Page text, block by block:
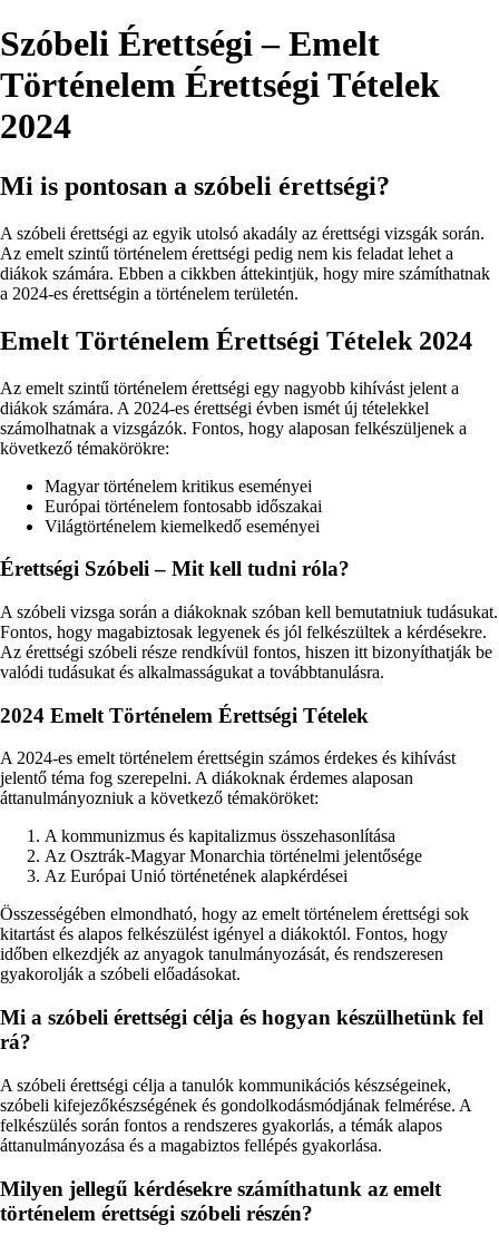
Szóbeli Érettségi – Emelt
Történelem Érettségi Tételek
2024
Mi is pontosan a szóbeli érettségi?
A szóbeli érettségi az egyik utolsó akadály az érettségi vizsgák során.
Az emelt szintű történelem érettségi pedig nem kis feladat lehet a
diákok számára. Ebben a cikkben áttekintjük, hogy mire számíthatnak
a 2024-es érettségin a történelem területén.
Emelt Történelem Érettségi Tételek 2024
Az emelt szintű történelem érettségi egy nagyobb kihívást jelent a
diákok számára. A 2024-es érettségi évben ismét új tételekkel
számolhatnak a vizsgázók. Fontos, hogy alaposan felkészüljenek a
következő témakörökre:
Magyar történelem kritikus eseményei
Európai történelem fontosabb időszakai
Világtörténelem kiemelkedő eseményei
Érettségi Szóbeli – Mit kell tudni róla?
A szóbeli vizsga során a diákoknak szóban kell bemutatniuk tudásukat.
Fontos, hogy magabiztosak legyenek és jól felkészültek a kérdésekre.
Az érettségi szóbeli része rendkívül fontos, hiszen itt bizonyíthatják be
valódi tudásukat és alkalmasságukat a továbbtanulásra.
2024 Emelt Történelem Érettségi Tételek
A 2024-es emelt történelem érettségin számos érdekes és kihívást
jelentő téma fog szerepelni. A diákoknak érdemes alaposan
áttanulmányozniuk a következő témaköröket:
A kommunizmus és kapitalizmus összehasonlítása
Az Osztrák-Magyar Monarchia történelmi jelentősége
Az Európai Unió történetének alapkérdései
Összességében elmondható, hogy az emelt történelem érettségi sok
kitartást és alapos felkészülést igényel a diákoktól. Fontos, hogy
időben elkezdjék az anyagok tanulmányozását, és rendszeresen
gyakorolják a szóbeli előadásokat.
Mi a szóbeli érettségi célja és hogyan készülhetünk fel
rá?
A szóbeli érettségi célja a tanulók kommunikációs készségeinek,
szóbeli kifejezőkészségének és gondolkodásmódjának felmérése. A
felkészülés során fontos a rendszeres gyakorlás, a témák alapos
áttanulmányozása és a magabiztos fellépés gyakorlása.
Milyen jellegű kérdésekre számíthatunk az emelt
történelem érettségi szóbeli részén?